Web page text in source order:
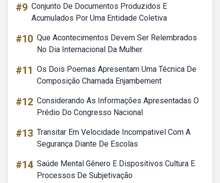
#9 Conjunto De Documentos Produzidos E
Acumulados Por Uma Entidade Coletiva
#10 Que Acontecimentos Devem Ser Relembrados
No Dia Internacional Da Mulher
#11 Os Dois Poemas Apresentam Uma Técnica De
Composição Chamada Enjambement
#12 Considerando As Informações Apresentadas O
Prédio Do Congresso Nacional
#13 Transitar Em Velocidade Incompativel Com A
Segurança Diante De Escolas
#14 Saúde Mental Gênero E Dispositivos Cultura E
Processos De Subjetivação